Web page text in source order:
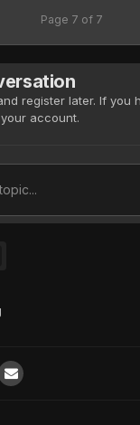
Page 7 of 7
register later. If you
account.